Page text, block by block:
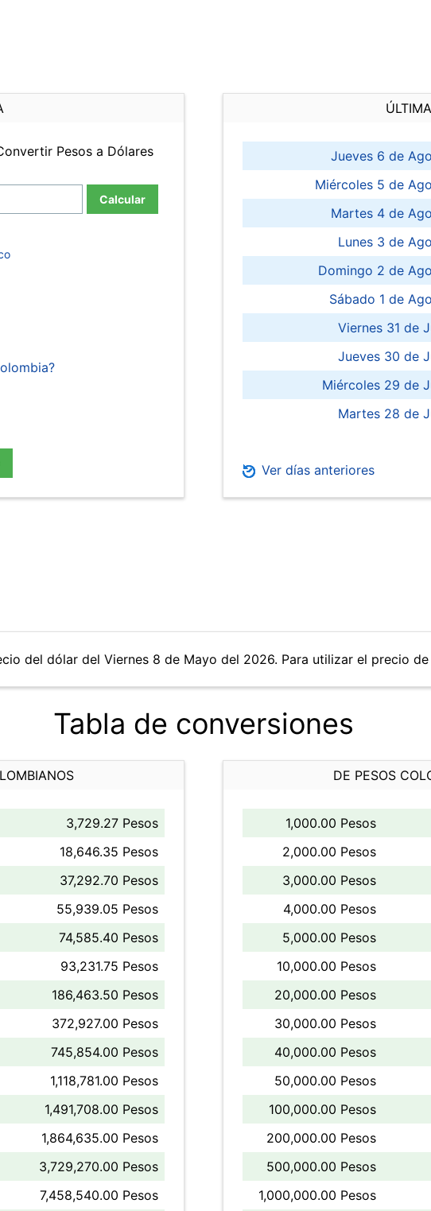
Pesos a Dólares
Calcular
Jueves 6 de
Miércoles 5 de
Martes 4 de
Lunes 3 de
Domingo 2 de
Sábado 1 de
Viernes 31 de
Jueves 30 de
Miércoles 29 de
Martes 28 de
Ver días anteriores
del dólar del Viernes 8 de Mayo del 2026. Para utilizar el precio
Tabla de conversiones
3,729.27 Pesos
18,646.35 Pesos
37,292.70 Pesos
55,939.05 Pesos
74,585.40 Pesos
93,231.75 Pesos
186,463.50 Pesos
372,927.00 Pesos
745,854.00 Pesos
1,118,781.00 Pesos
1,491,708.00 Pesos
1,864,635.00 Pesos
3,729,270.00 Pesos
7,458,540.00 Pesos
DE PESOS
1,000.00 Pesos
2,000.00 Pesos
3,000.00 Pesos
4,000.00 Pesos
5,000.00 Pesos
10,000.00 Pesos
20,000.00 Pesos
30,000.00 Pesos
40,000.00 Pesos
50,000.00 Pesos
100,000.00 Pesos
200,000.00 Pesos
500,000.00 Pesos
1,000,000.00 Pesos